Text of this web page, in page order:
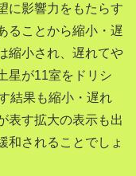
に影響力をもたらす
ることから縮小・遅
縮小され、遅れてや
星が11室をドリシ
結果も縮小・遅れ
表す拡大の表示も出
和されることでしょ